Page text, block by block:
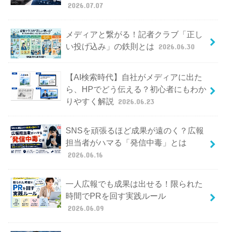
2026.07.07
メディアと繋がる！記者クラブ「正し
い投げ込み」の鉄則とは 2026.06.30
【AI検索時代】自社がメディアに出た
ら、HPでどう伝える？初心者にもわか
りやすく解説
2026.06.23
SNSを頑張るほど成果が遠のく？広報
担当者がハマる「発信中毒」とは
2026.06.16
一人広報でも成果は出せる！限られた
時間でPRを回す実践ルール
2026.06.09